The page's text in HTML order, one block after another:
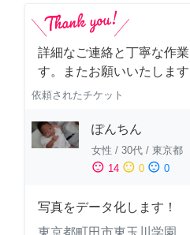
詳細なご連絡と丁寧な作
す。またお願いいたします
依頼されたチケット
ぽんちん
女性 / 30代 / 東京都
sentiment_satisfied 14 sentiment_neutral 0 sentiment_dissatisfied 0
写真をデータ化します！
東京都町田市東玉川学園